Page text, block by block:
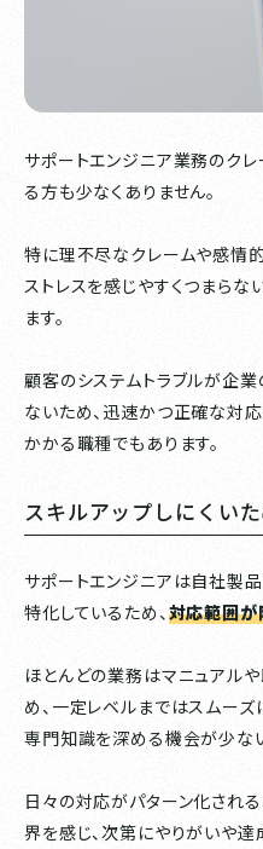
サポートエンジニア業務のクレ
る方も少なくありません。
特に理不尽なクレームや感情
ストレスを感じやすくつまらな
ます。
顧客のシステムトラブルが企
ないため、迅速かつ正確な対
かかる職種でもあります。
スキルアップしにくい
サポートエンジニアは自社製
特化しているため、 対応範囲が
ほとんどの業務はマニュアル
め、一定レベルまではスムー
専門知識を深める機会が少な
日々の対応がパターン化され
界を感じ、次第にやりがいや